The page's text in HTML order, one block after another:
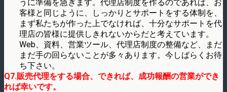
うに準備を急ぎます。代理店制度を作るのであれば、お
客様と同じように、しっかりとサポートをする体制を、
まず私たちが作った上でなければ、十分なサポートを代
理店の皆様に提供しきれないからだと考えています。
Web、資料、営業ツール、代理店制度の整備など、まだ
まだ手の回らないことが多々あります。今しばらくお待
ち下さい。
Q7.販売代理をする場合、できれば、成功報酬の営業ができ
れば幸いです。